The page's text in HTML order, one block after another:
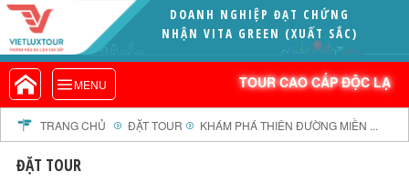
DOANH NGHIỆP ĐẠT CHỨNG
NHẬN VITA GREEN (XUẤT SẮC)
MENU TOUR CAO CẤP ĐỘC LẠ
VIETLUXTOUR.COM
TOUR CAO CẤP ĐỘC LẠ
TOUR TRONG NƯỚC
TOUR NƯỚC NGOÀI
TOUR KHỞI HÀNH TỪ HÀ NỘI
TOUR KHỞI HÀNH TỪ ĐÀ NẴNG
TRANG CHỦ ĐẶT TOUR KHÁM PHÁ THIÊN ĐƯỜNG MIỀN ...
ĐẶT TOUR